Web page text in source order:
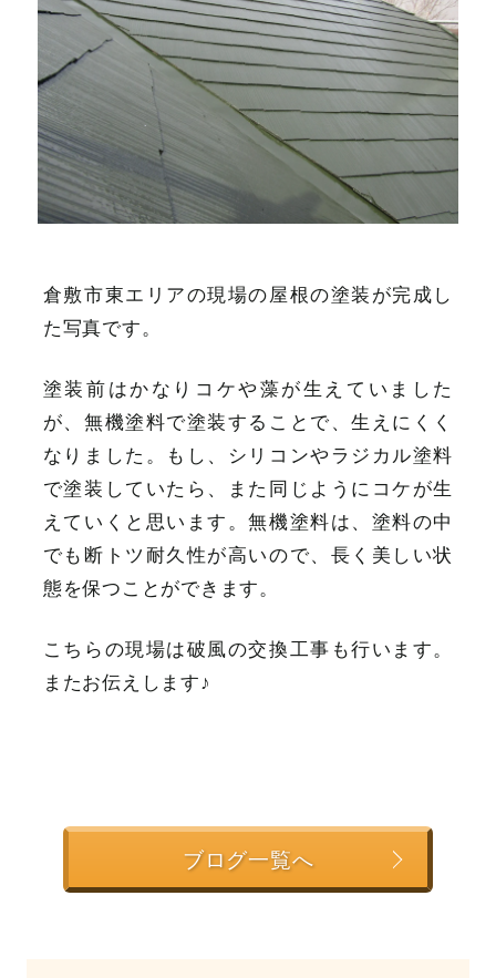
倉敷市東エリアの現場の屋根の塗装が完成し
た写真です。
塗装前はかなりコケや藻が生えていました
が、無機塗料で塗装することで、生えにくく
なりました。もし、シリコンやラジカル塗料
で塗装していたら、また同じようにコケが生
えていくと思います。無機塗料は、塗料の中
でも断トツ耐久性が高いので、長く美しい状
態を保つことができます。
こちらの現場は破風の交換工事も行います。
またお伝えします♪
ブログ一覧へ